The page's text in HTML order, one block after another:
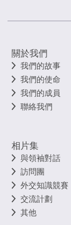
關於我們
我們的故事
我們的使命
我們的成員
聯絡我們
相片集
與領袖對話
訪問團
外交知識競賽
交流計劃
其他